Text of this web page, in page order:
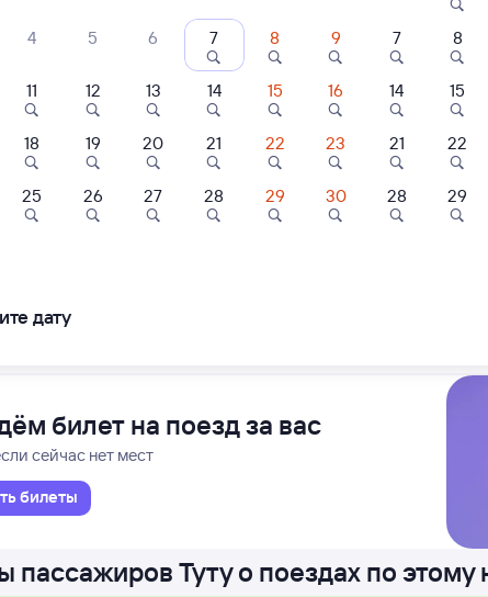
Показать
поездов Арга — Свободный
поездов Свободный — Арга
билетов на 4 ноября. Отправление и прибытие по местному
Проходящий
21:01
ближайшие: 7, 9, 11 августа
билет на поезд за вас
сейчас нет мест
билеты
пассажиров Туту о поездах по
4 5 6 7 8 9
11 12 13 14 15 16
18 19 20 21 22 23
25 26 27 28 29 30
7 8
14 15
21 22
28 29
дату